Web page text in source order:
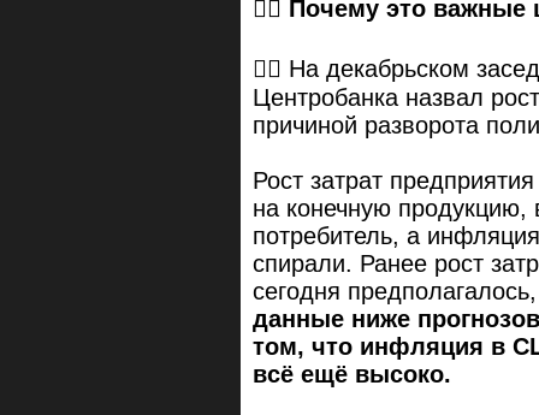
☝🏻 Почему это
👉🏻 На декабрьском
Центробанка назвал
причиной разворота
Рост затрат
на конечную продукцию,
потребитель, а
спирали. Ранее рост
сегодня
данные ниже
том, что инфляция в
всё ещё высоко.